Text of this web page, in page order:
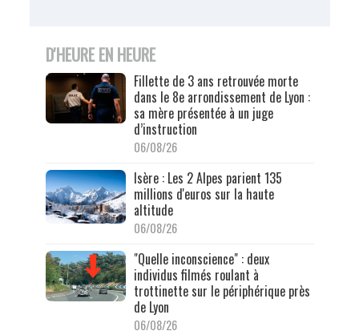
D'HEURE EN HEURE
Fillette de 3 ans retrouvée morte
dans le 8e arrondissement de Lyon :
sa mère présentée à un juge
d’instruction
06/08/26
Isère : Les 2 Alpes parient 135
millions d'euros sur la haute
altitude
06/08/26
"Quelle inconscience" : deux
individus filmés roulant à
trottinette sur le périphérique près
de Lyon
06/08/26